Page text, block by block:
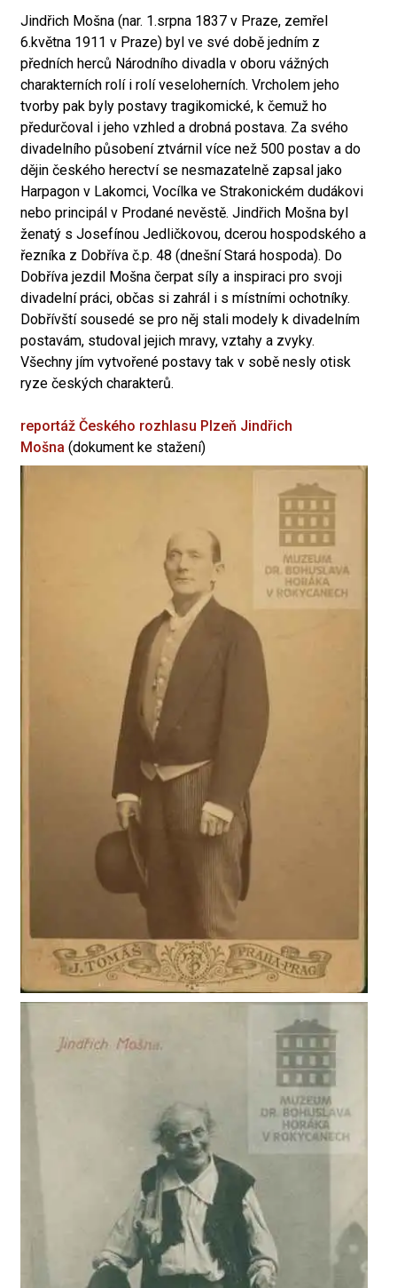
Jindřich Mošna (nar. 1.srpna 1837 v Praze, zemřel
6.května 1911 v Praze) byl ve své době jedním z
předních herců Národního divadla v oboru vážných
charakterních rolí i rolí veseloherních. Vrcholem jeho
tvorby pak byly postavy tragikomické, k čemuž ho
předurčoval i jeho vzhled a drobná postava. Za svého
divadelního působení ztvárnil více než 500 postav a do
dějin českého herectví se nesmazatelně zapsal jako
Harpagon v Lakomci, Vocílka ve Strakonickém dudákovi
nebo principál v Prodané nevěstě. Jindřich Mošna byl
ženatý s Josefínou Jedličkovou, dcerou hospodského a
řezníka z Dobříva č.p. 48 (dnešní Stará hospoda). Do
Dobříva jezdil Mošna čerpat síly a inspiraci pro svoji
divadelní práci, občas si zahrál i s místními ochotníky.
Dobřívští sousedé se pro něj stali modely k divadelním
postavám, studoval jejich mravy, vztahy a zvyky.
Všechny jím vytvořené postavy tak v sobě nesly otisk
ryze českých charakterů.
reportáž Českého rozhlasu Plzeň Jindřich
Mošna (dokument ke stažení)